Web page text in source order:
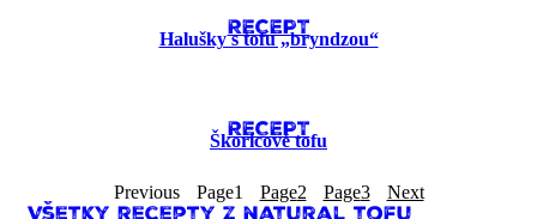
RECEPT
Halušky s tofu „bryndzou“
RECEPT
Škoricové tofu
Previous Page1 Page2 Page3 Next